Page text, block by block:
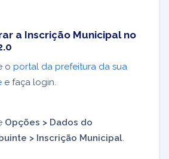
a Inscrição Municipal no
o portal da prefeitura da sua
e faça login.
Opções > Dados do
> Inscrição Municipal.